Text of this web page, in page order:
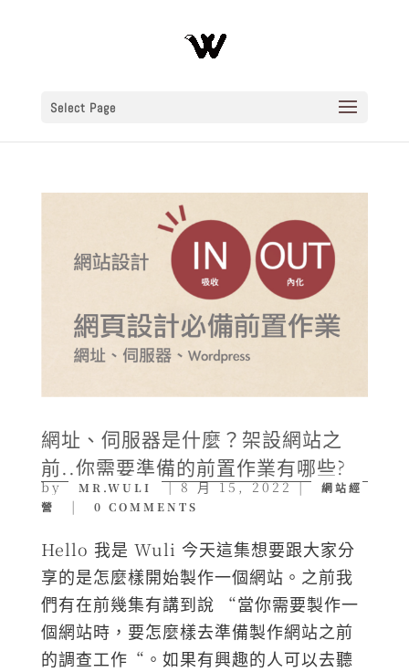
Select Page
網址、伺服器是什麼？架設網站之
前..你需要準備的前置作業有哪些?
by MR.WULI |8 月 15, 2022|
網站經
營
| 0 COMMENTS
Hello 我是 Wuli 今天這集想要跟大家分
享的是怎麼樣開始製作一個網站。之前我
們有在前幾集有講到說 “當你需要製作一
個網站時，要怎麼樣去準備製作網站之前
的調查工作“。如果有興趣的人可以去聽